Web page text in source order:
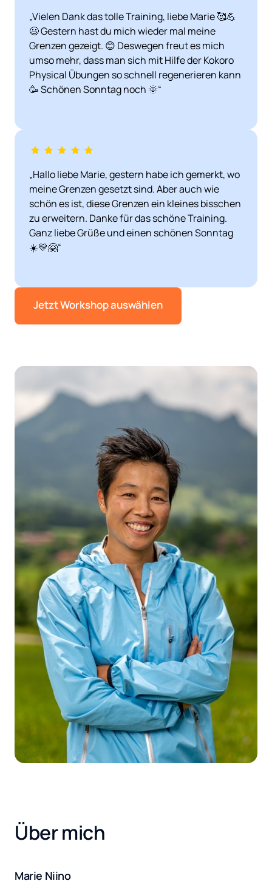
„Vielen Dank das tolle Training, liebe Marie 🥰💪
😃 Gestern hast du mich wieder mal meine
Grenzen gezeigt. 😊 Deswegen freut es mich
umso mehr, dass man sich mit Hilfe der Kokoro
Physical Übungen so schnell regenerieren kann
🥳 Schönen Sonntag noch 🌞“
„Hallo liebe Marie, gestern habe ich gemerkt, wo
meine Grenzen gesetzt sind. Aber auch wie
schön es ist, diese Grenzen ein kleines bisschen
zu erweitern. Danke für das schöne Training.
Ganz liebe Grüße und einen schönen Sonntag
☀️💛🤗“
Jetzt Workshop auswählen
Über mich
Marie Niino